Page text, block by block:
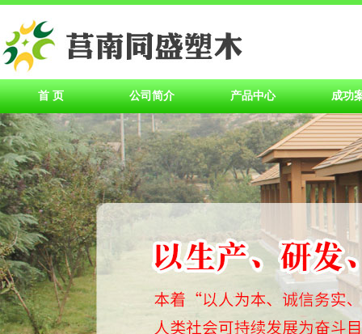
首 页 公司简介 产品中心 成功